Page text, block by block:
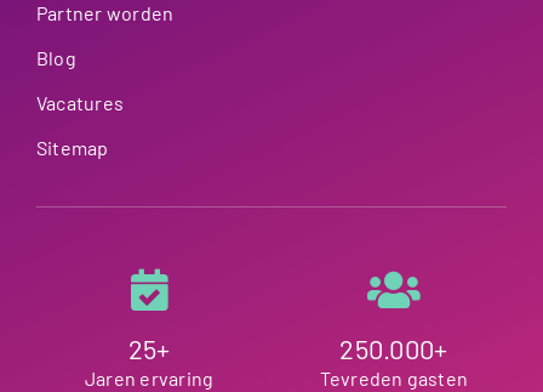
Partner worden
Blog
Vacatures
Sitemap
25+
Jaren ervaring
250.000+
Tevreden gasten